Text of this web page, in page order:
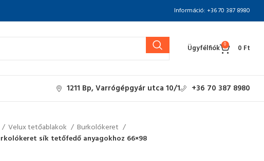
Információ: +36 70 387 8980
Ügyfélfiók 0 0 Ft
1211 Bp, Varrógépgyár utca 10/1 +36 70 387 8980
Velux tetőablakok
Burkolókeret
sík tetőfedő anyagokhoz 66×98